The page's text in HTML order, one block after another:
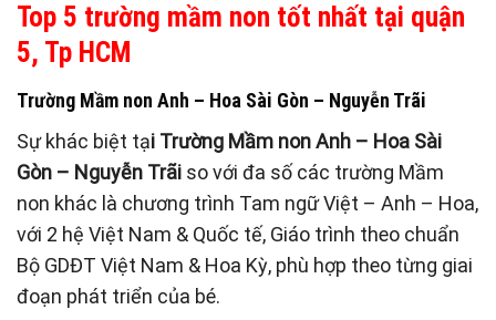
Top 5 trường mầm non tốt nhất tại quận
5, Tp HCM
Trường Mầm non Anh – Hoa Sài Gòn – Nguyễn Trãi
Sự khác biệt tại Trường Mầm non Anh – Hoa Sài
Gòn – Nguyễn Trãi so với đa số các trường Mầm
non khác là chương trình Tam ngữ Việt – Anh – Hoa,
với 2 hệ Việt Nam & Quốc tế, Giáo trình theo chuẩn
Bộ GDĐT Việt Nam & Hoa Kỳ, phù hợp theo từng giai
đoạn phát triển của bé.